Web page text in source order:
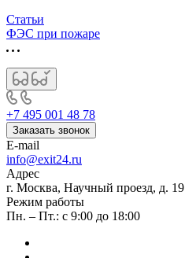
Статьи
ФЭС при пожаре
+7 495 001 48 78
Заказать звонок
E-mail
info@exit24.ru
Адрес
г. Москва, Научный проезд, д. 19
Режим работы
Пн. – Пт.: с 9:00 до 18:00